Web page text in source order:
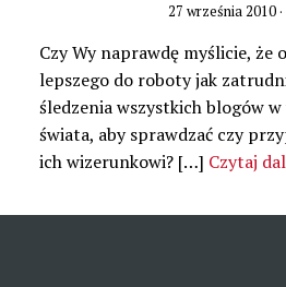
27 września 2010
Czy Wy naprawdę myślicie, że
lepszego do roboty jak
śledzenia wszystkich blogów
świata, aby sprawdzać czy
ich wizerunkowi? […] Czytaj